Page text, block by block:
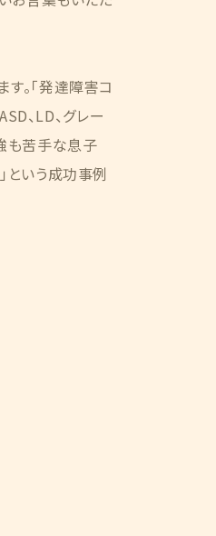
。「発達障害コ
、LD、グレー
も苦手な息子
という成功事例